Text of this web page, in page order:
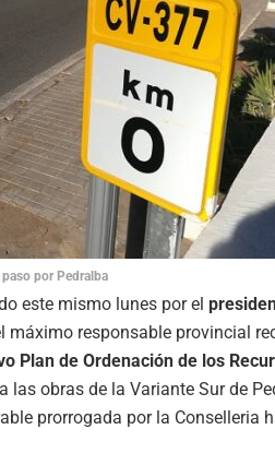
por Pedralba
este mismo lunes por el
máximo responsable provincial
Plan de Ordenación de los
las obras de la Variante Sur de
prorrogada por la Conselleria